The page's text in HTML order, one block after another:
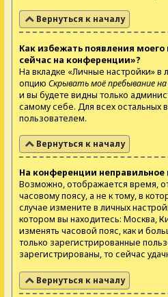
Вернуться к началу
Как избежать появления
сейчас на конференции»?
На вкладке «Личные настройки»
опцию Скрывать моё пребывание
и вы будете видны только
самому себе. Для всех остальных
пользователем.
Вернуться к началу
На конференции неправильное
Возможно, отображается время,
часовому поясу, а не к тому, в
случае измените в личных
котором вы находитесь: Москва,
изменять часовой пояс, как и
только зарегистрированные
зарегистрированы, то сейчас
Вернуться к началу